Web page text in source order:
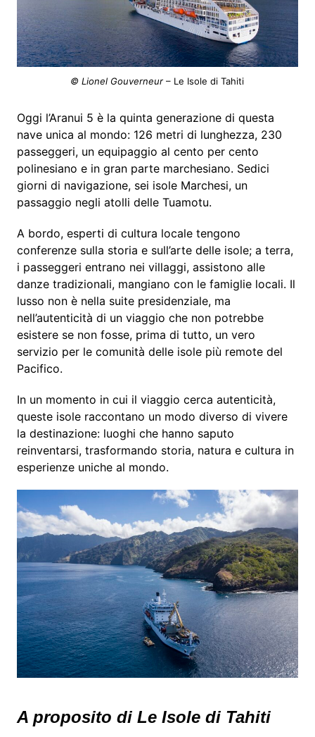
© Lionel Gouverneur – Le Isole di Tahiti
Oggi l’Aranui 5 è la quinta generazione di questa
nave unica al mondo: 126 metri di lunghezza, 230
passeggeri, un equipaggio al cento per cento
polinesiano e in gran parte marchesiano. Sedici
giorni di navigazione, sei isole Marchesi, un
passaggio negli atolli delle Tuamotu.
A bordo, esperti di cultura locale tengono
conferenze sulla storia e sull’arte delle isole; a terra,
i passeggeri entrano nei villaggi, assistono alle
danze tradizionali, mangiano con le famiglie locali. Il
lusso non è nella suite presidenziale, ma
nell’autenticità di un viaggio che non potrebbe
esistere se non fosse, prima di tutto, un vero
servizio per le comunità delle isole più remote del
Pacifico.
In un momento in cui il viaggio cerca autenticità,
queste isole raccontano un modo diverso di vivere
la destinazione: luoghi che hanno saputo
reinventarsi, trasformando storia, natura e cultura in
esperienze uniche al mondo.
A proposito di Le Isole di Tahiti